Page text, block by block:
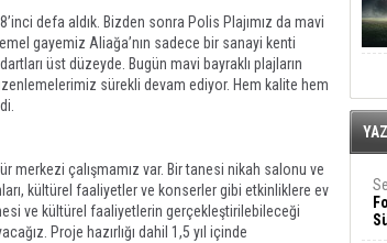
defa aldık. Bizden sonra Polis Plajımız da mavi
gayemiz Aliağa’nın sadece bir sanayi kenti
üst düzeyde. Bugün mavi bayraklı plajların
sürekli devam ediyor. Hem kalite hem
merkezi çalışmamız var. Bir tanesi nikah salonu ve
kültürel faaliyetler ve konserler gibi etkinliklere ev
ve kültürel faaliyetlerin gerçekleştirilebileceği
Proje hazırlığı dahil 1,5 yıl içinde